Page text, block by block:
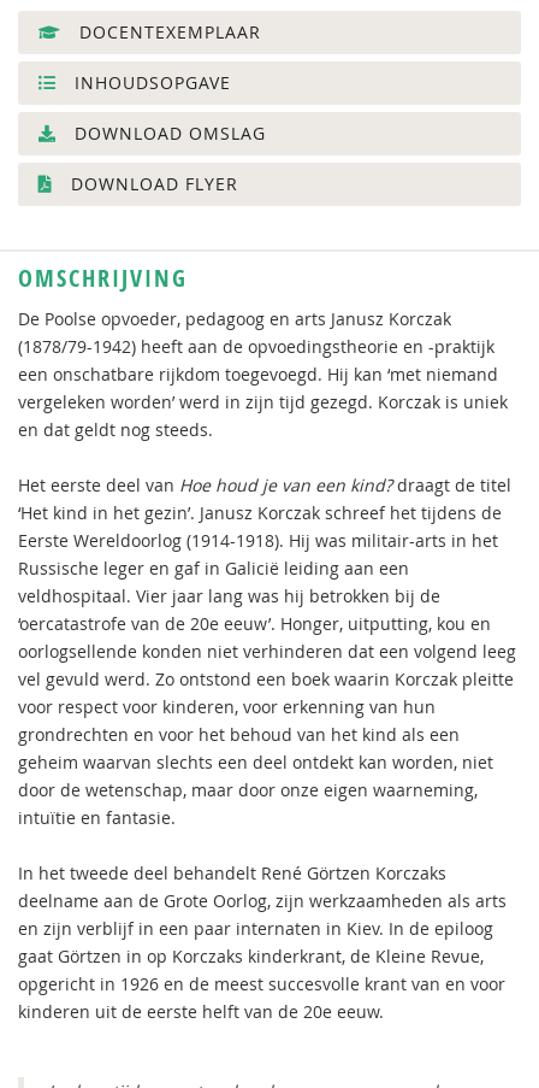
DOCENTEXEMPLAAR
INHOUDSOPGAVE
DOWNLOAD OMSLAG
DOWNLOAD FLYER
OMSCHRIJVING
De Poolse opvoeder, pedagoog en arts Janusz Korczak
(1878/79-1942) heeft aan de opvoedingstheorie en -praktijk
een onschatbare rijkdom toegevoegd. Hij kan ‘met niemand
vergeleken worden’ werd in zijn tijd gezegd. Korczak is uniek
en dat geldt nog steeds.
Het eerste deel van Hoe houd je van een kind?draagt de titel
‘Het kind in het gezin’. Janusz Korczak schreef het tijdens de
Eerste Wereldoorlog (1914-1918). Hij was militair-arts in het
Russische leger en gaf in Galicië leiding aan een
veldhospitaal. Vier jaar lang was hij betrokken bij de
‘oercatastrofe van de 20e eeuw’. Honger, uitputting, kou en
oorlogsellende konden niet verhinderen dat een volgend leeg
vel gevuld werd. Zo ontstond een boek waarin Korczak pleitte
voor respect voor kinderen, voor erkenning van hun
grondrechten en voor het behoud van het kind als een
geheim waarvan slechts een deel ontdekt kan worden, niet
door de wetenschap, maar door onze eigen waarneming,
intuïtie en fantasie.
In het tweede deel behandelt René Görtzen Korczaks
deelname aan de Grote Oorlog, zijn werkzaamheden als arts
en zijn verblijf in een paar internaten in Kiev. In de epiloog
gaat Görtzen in op Korczaks kinderkrant, de Kleine Revue,
opgericht in 1926 en de meest succesvolle krant van en voor
kinderen uit de eerste helft van de 20e eeuw.